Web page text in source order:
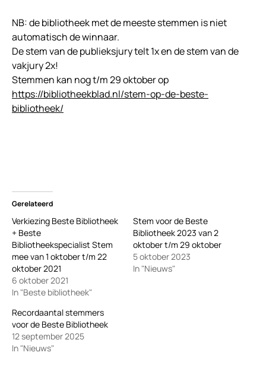
NB: de bibliotheek met de meeste stemmen is niet
automatisch de winnaar.
De stem van de publieksjury telt 1x en de stem van de
vakjury 2x!
Stemmen kan nog t/m 29 oktober op
https://bibliotheekblad.nl/stem-op-de-beste-
bibliotheek/
Gerelateerd
Verkiezing Beste Bibliotheek
+ Beste
Bibliotheekspecialist Stem
mee van 1 oktober t/m 22
oktober 2021
6 oktober 2021
In "Beste bibliotheek"
Stem voor de Beste
Bibliotheek 2023 van 2
oktober t/m 29 oktober
5 oktober 2023
In "Nieuws"
Recordaantal stemmers
voor de Beste Bibliotheek
12 september 2025
In "Nieuws"